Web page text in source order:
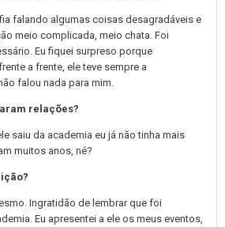
falando algumas coisas desagradáveis e
meio complicada, meio chata. Foi
Eu fiquei surpreso porque
a frente, ele teve sempre a
falou nada para mim.
relações?
saiu da academia eu já não tinha mais
muitos anos, né?
Ingratidão de lembrar que foi
Eu apresentei a ele os meus eventos,